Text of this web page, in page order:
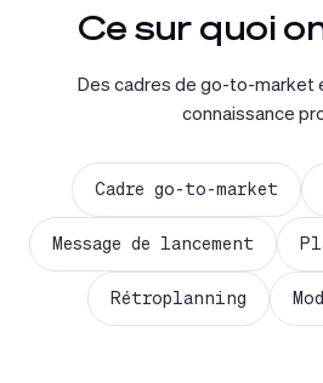
Ce sur quoi
Des cadres de go-to-market
connaissance
Cadre go-to-market
Message de lancement
Rétroplanning